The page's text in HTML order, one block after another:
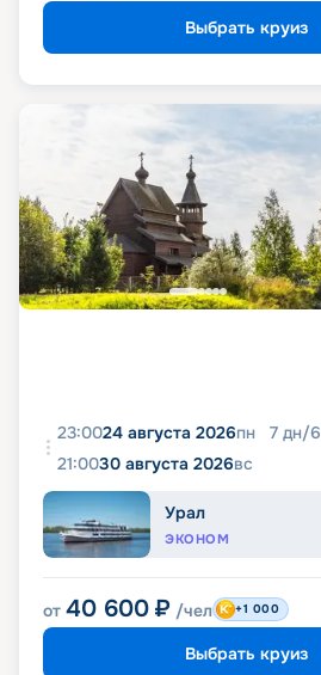
Выбрать круиз
23:0024 августа 2026пн 7 дн/6
21:0030 августа 2026вс
Урал
ЭКОНОМ
от 40 600 ₽ /чел +1 000
Выбрать круиз